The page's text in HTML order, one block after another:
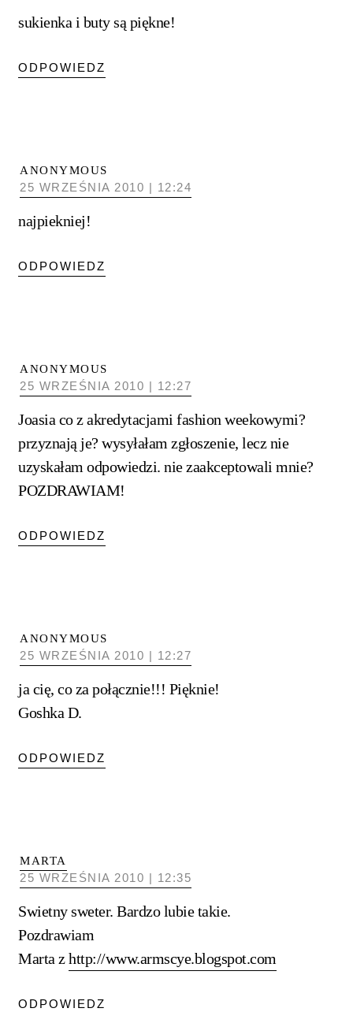
sukienka i buty są piękne!
ODPOWIEDZ
ANONYMOUS
25 WRZEŚNIA 2010 | 12:24
najpiekniej!
ODPOWIEDZ
ANONYMOUS
25 WRZEŚNIA 2010 | 12:27
Joasia co z akredytacjami fashion weekowymi?
przyznają je? wysyłałam zgłoszenie, lecz nie
uzyskałam odpowiedzi. nie zaakceptowali mnie?
POZDRAWIAM!
ODPOWIEDZ
ANONYMOUS
25 WRZEŚNIA 2010 | 12:27
ja cię, co za połącznie!!! Pięknie!
Goshka D.
ODPOWIEDZ
MARTA
25 WRZEŚNIA 2010 | 12:35
Swietny sweter. Bardzo lubie takie.
Pozdrawiam
Marta zhttp://www.armscye.blogspot.com
ODPOWIEDZ